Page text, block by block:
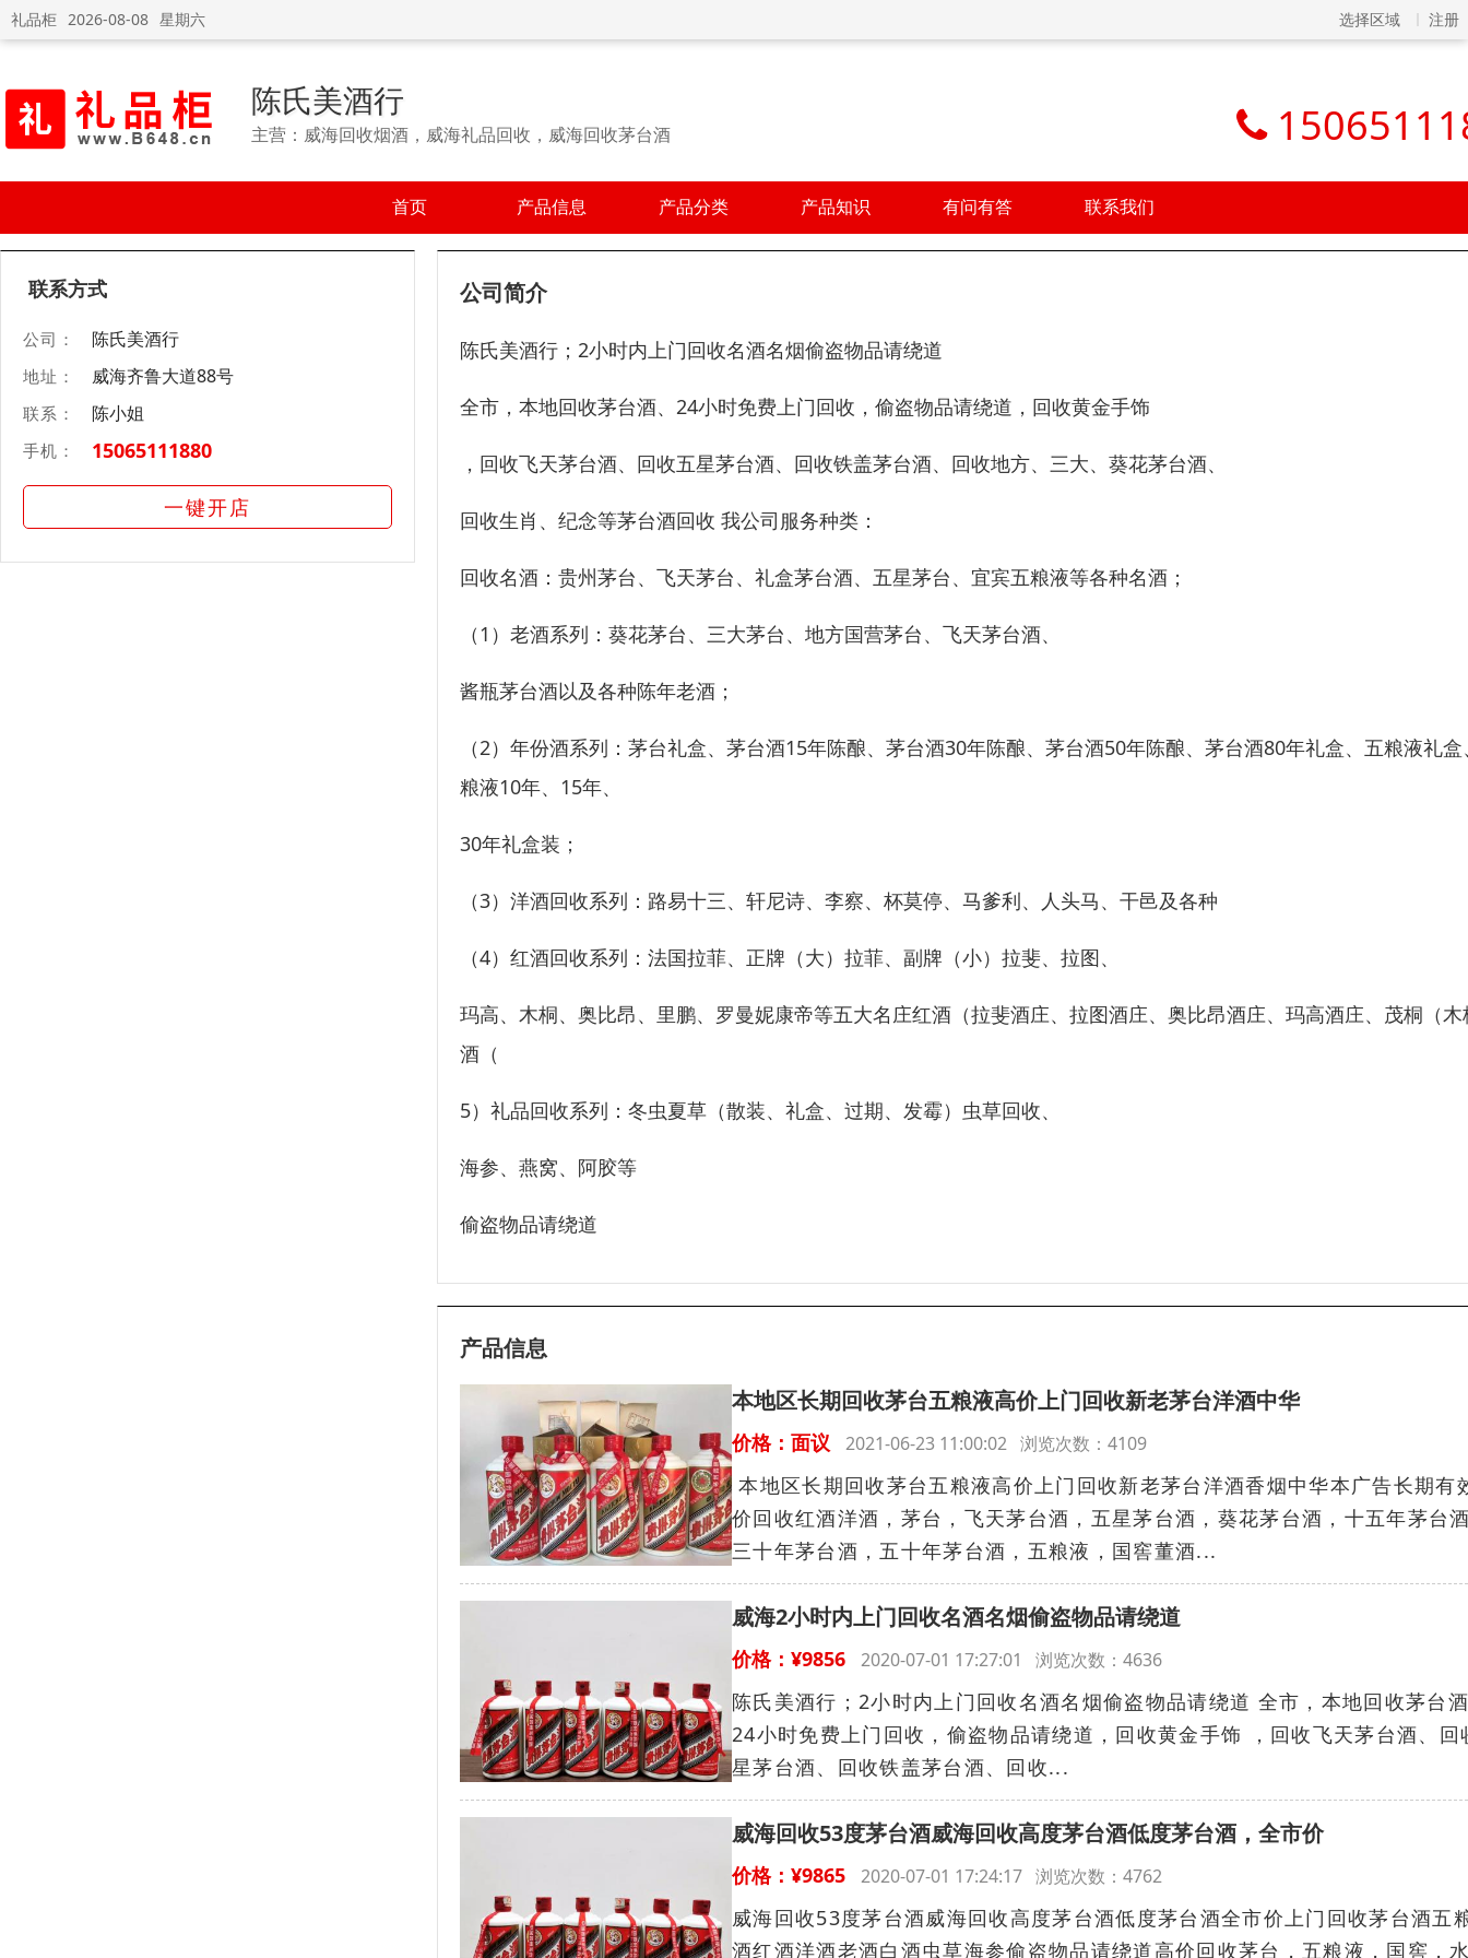
礼品柜 2026-08-08 星期六 选择区域 注册
陈氏美酒行
主营：威海回收烟酒，威海礼品回收，威海回收茅台酒
首页 产品信息 产品分类 产品知识 有问有答 联系我们
联系方式
公司： 陈氏美酒行
地址： 威海齐鲁大道88号
联系： 陈小姐
手机： 15065111880
一键开店
公司简介
陈氏美酒行；2小时内上门回收名酒名烟偷盗物品请绕道
全市，本地回收茅台酒、24小时免费上门回收，偷盗物品请绕道，回收黄金手饰
，回收飞天茅台酒、回收五星茅台酒、回收铁盖茅台酒、回收地方、三大、葵花茅台酒、
回收生肖、纪念等茅台酒回收 我公司服务种类：
回收名酒：贵州茅台、飞天茅台、礼盒茅台酒、五星茅台、宜宾五粮液等各种名酒；
（1）老酒系列：葵花茅台、三大茅台、地方国营茅台、飞天茅台酒、
酱瓶茅台酒以及各种陈年老酒；
（2）年份酒系列：茅台礼盒、茅台酒15年陈酿、茅台酒30年陈酿、茅台酒50年陈酿、茅台酒80年礼盒、五粮液礼
粮液10年、15年、
30年礼盒装；
（3）洋酒回收系列：路易十三、轩尼诗、李察、杯莫停、马爹利、人头马、干邑及各种
（4）红酒回收系列：法国拉菲、正牌（大）拉菲、副牌（小）拉斐、拉图、
玛高、木桐、奥比昂、里鹏、罗曼妮康帝等五大名庄红酒（拉斐酒庄、拉图酒庄、奥比昂酒庄、玛高酒庄、茂桐（木
酒（
5）礼品回收系列：冬虫夏草（散装、礼盒、过期、发霉）虫草回收、
海参、燕窝、阿胶等
偷盗物品请绕道
产品信息
本地区长期回收茅台五粮液高价上门回收新老茅台洋酒中华
价格：面议 2021-06-23 11:00:02 浏览次数：4109
本地区长期回收茅台五粮液高价上门回收新老茅台洋酒香烟中华本广告长期有
价回收红酒洋酒，茅台，飞天茅台酒，五星茅台酒，葵花茅台酒，十五年茅台
三十年茅台酒，五十年茅台酒，五粮液，国窖董酒...
威海2小时内上门回收名酒名烟偷盗物品请绕道
价格：¥9856 2020-07-01 17:27:01 浏览次数：4636
陈氏美酒行；2小时内上门回收名酒名烟偷盗物品请绕道 全市，本地回收茅台
24小时免费上门回收，偷盗物品请绕道，回收黄金手饰 ，回收飞天茅台酒、回
星茅台酒、回收铁盖茅台酒、回收...
威海回收53度茅台酒威海回收高度茅台酒低度茅台酒，全市价
价格：¥9865 2020-07-01 17:24:17 浏览次数：4762
威海回收53度茅台酒威海回收高度茅台酒低度茅台酒全市价上门回收茅台酒五
酒红酒洋酒老酒白酒虫草海参偷盗物品请绕道高价回收茅台，五粮液，国窖，